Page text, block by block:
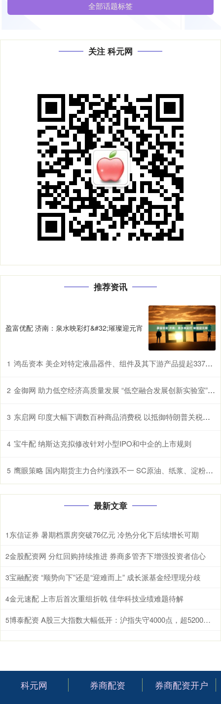
全部话题标签
关注 科元网
推荐资讯
盈富优配 济南：泉水映彩灯&#32;璀璨迎元宵
1 鸿岳资本 美企对特定液晶器件、组件及其下游产品提起337调查申请，多家中企为列名被告
2 金御网 助力低空经济高质量发展 “低空融合发展创新实验室”在鄂揭牌
3 东启网 印度大幅下调数百种商品消费税 以抵御特朗普关税冲击
4 宝牛配 纳斯达克拟修改针对小型IPO和中企的上市规则
5 鹰眼策略 国内期货主力合约涨跌不一 SC原油、纸浆、淀粉、原木、棉花涨超1%
最新文章
1 东信证券 暑期档票房突破76亿元 冷热分化下后续增长可期
2金股配资网 分红回购持续推进 券商多管齐下增强投资者信心
3宝融配资 “顺势向下”还是“迎难而上” 成长派基金经理现分歧
4金元速配 上市后首次重组折戟 佳华科技业绩难题待解
5 博泰配资 A股三大指数大幅低开：沪指失守4000点，超5200股飘绿
科元网 券商配资 券商配资开户